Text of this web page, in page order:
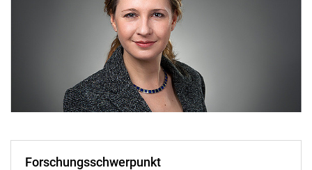
Forschungsschwerpunkt